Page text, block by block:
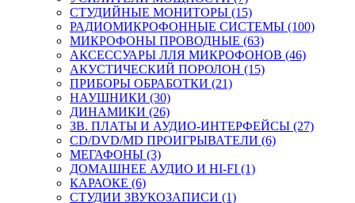
СТУДИЙНЫЕ МОНИТОРЫ (15)
РАДИОМИКРОФОННЫЕ СИСТЕМЫ (100)
МИКРОФОНЫ ПРОВОДНЫЕ (63)
АКСЕССУАРЫ ЛЛЯ МИКРОФОНОВ (46)
АКУСТИЧЕСКИЙ ПОРОЛОН (15)
ПРИБОРЫ ОБРАБОТКИ (21)
НАУШНИКИ (30)
ДИНАМИКИ (26)
ЗВ. ПЛАТЫ И АУДИО-ИНТЕРФЕЙСЫ (27)
CD/DVD/MD ПРОИГРЫВАТЕЛИ (6)
МЕГАФОНЫ (3)
ДОМАШНЕЕ АУДИО И HI-FI (1)
КАРАОКЕ (6)
СТУДИИ ЗВУКОЗАПИСИ (1)